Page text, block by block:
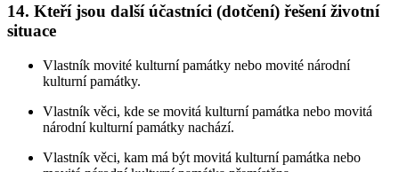
14. Kteří jsou další účastníci (dotčení) řešení životní
situace
Vlastník movité kulturní památky nebo movité národní
kulturní památky.
Vlastník věci, kde se movitá kulturní památka nebo movitá
národní kulturní památky nachází.
Vlastník věci, kam má být movitá kulturní památka nebo